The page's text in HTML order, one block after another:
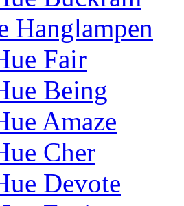
Hanglampen
Fair
Being
Amaze
Cher
Devote